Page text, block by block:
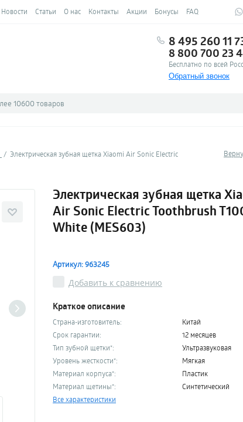
Новости Статьи О нас Контакты Акции Бонусы FAQ
8 495 260 11
8 800 700 23
Бесплатно по всей
Обратный звонок
Электрическая зубная щетка Xiaomi Air Sonic Electric
Электрическая зубная щетка
Air Sonic Electric Toothbrush
White (MES603)
Артикул: 963245
Добавить к сравнению
Краткое описание
Страна-изготовитель:
Китай
Срок гарантии:
12 месяцев
Тип зубной щетки*:
Ультразвуковая
Уровень жесткости*:
Мягкая
Материал корпуса*:
Пластик
Материал щетины*:
Синтетический
Все характеристики